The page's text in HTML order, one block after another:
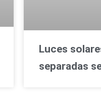
Luces
separadas